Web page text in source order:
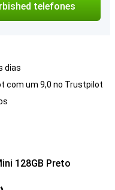
telefones
dias
com um 9,0 no Trustpilot
128GB Preto